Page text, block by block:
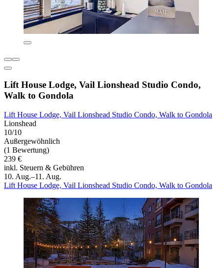
Lift House Lodge, Vail Lionshead Studio Condo,
Walk to Gondola
Lift House Lodge, Vail Lionshead Studio Condo, Walk to Gondola
Lionshead
10/10
Außergewöhnlich
(1 Bewertung)
239 €
inkl. Steuern & Gebühren
10. Aug.–11. Aug.
Lift House Lodge, Vail Lionshead Studio Condo, Walk to Gondola